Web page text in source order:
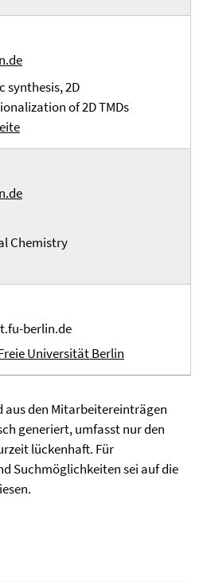
synthesis, 2D
of 2D TMDs
Chemistry
berlin.de
Universität Berlin
aus den Mitarbeitereinträgen
generiert, umfasst nur den
lückenhaft. Für
Suchmöglichkeiten sei auf die